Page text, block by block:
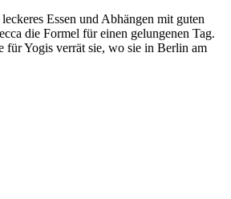
Essen und Abhängen mit guten
die Formel für einen gelungenen Tag.
für Yogis verrät sie, wo sie in Berlin am